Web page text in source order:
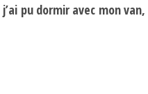
pu dormir avec mon van,